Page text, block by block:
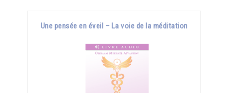
Une pensée en éveil – La voie de la méditation